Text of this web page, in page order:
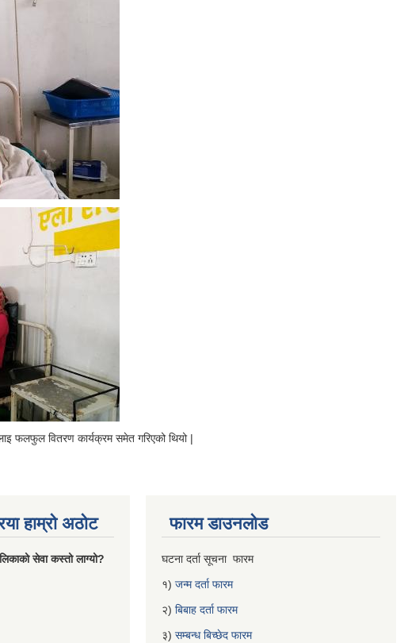
फलफुल वितरण कार्यक्रम समेत गरिएको थियो |
हाम्रो अठोट
सेवा कस्तो लाग्यो?
फारम डाउनलोड
घटना दर्ता सूचना फारम
१) जन्म दर्ता फारम
२) बिबाह दर्ता फारम
३) सम्बन्ध बिच्छेद फारम